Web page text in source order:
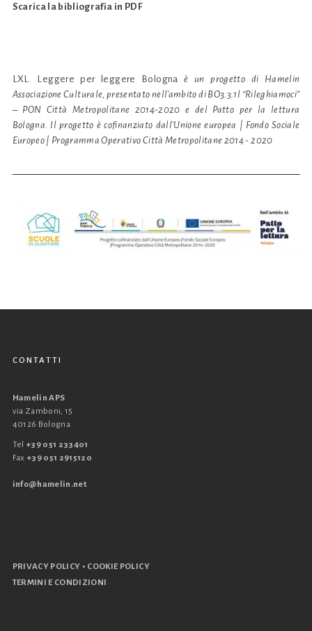
Scarica la bibliografia in PDF
LXL. Leggere per leggere Bologna
è un progetto di Hamelin
Associazione Culturale, presentato nell'ambito di BO3.3.1l “Rileghiamoci”
– PON Città Metropolitane 2014-2020 e del Patto per la lettura
Bologna. Il progetto è cofinanziato dall'Unione europea | Fondo Sociale
Europeo | Programma Operativo Città Metropolitane 2014 - 2020
CONTATTI
Hamelin APS
via Zamboni, 15
40126 Bologna
Tel +39 051 233401
Fax +39 051 2915120
info@hamelin.net
PRIVACY POLICY • COOKIE POLICY
TERMINI E CONDIZIONI